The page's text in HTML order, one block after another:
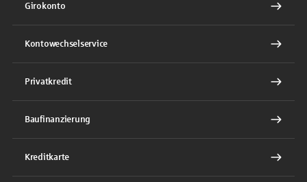
Girokonto
Kontowechselservice
Privatkredit
Baufinanzierung
Kreditkarte